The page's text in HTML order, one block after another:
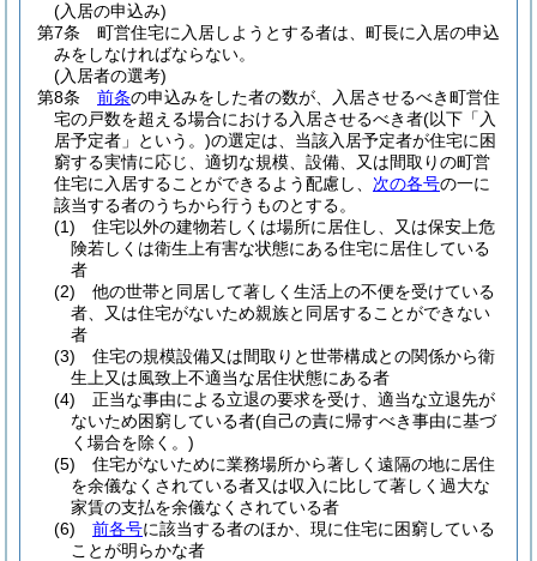
(入居の申込み)
第7条
町営住宅に入居しようとする者は、町長に入居の申込
みをしなければならない。
(入居者の選考)
第8条
前条の申込みをした者の数が、入居させるべき町営住
宅の戸数を超える場合における入居させるべき者(以下「入
居予定者」という。)の選定は、当該入居予定者が住宅に困
窮する実情に応じ、適切な規模、設備、又は間取りの町営
住宅に入居することができるよう配慮し、 次の各号の一に
該当する者のうちから行うものとする。
(1)
住宅以外の建物若しくは場所に居住し、又は保安上危
険若しくは衛生上有害な状態にある住宅に居住している
者
(2)
他の世帯と同居して著しく生活上の不便を受けている
者、又は住宅がないため親族と同居することができない
者
(3)
住宅の規模設備又は間取りと世帯構成との関係から衛
生上又は風致上不適当な居住状態にある者
(4)
正当な事由による立退の要求を受け、適当な立退先が
ないため困窮している者(自己の責に帰すべき事由に基づ
く場合を除く。)
(5)
住宅がないために業務場所から著しく遠隔の地に居住
を余儀なくされている者又は収入に比して著しく過大な
家賃の支払を余儀なくされている者
(6)
前各号に該当する者のほか、現に住宅に困窮している
ことが明らかな者